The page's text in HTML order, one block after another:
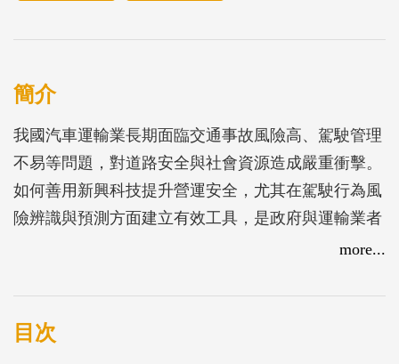
簡介
我國汽車運輸業長期面臨交通事故風險高、駕駛管理
不易等問題，對道路安全與社會資源造成嚴重衝擊。
如何善用新興科技提升營運安全，尤其在駕駛行為風
險辨識與預測方面建立有效工具，是政府與運輸業者
亟欲解決的關鍵議題。本四年期研究計畫「應用人工
資料為核心，分階段開發駕駛行為分析工具與風險預
警模型，並針對國道客運業者之實務需求進行系統驗
more...
目次